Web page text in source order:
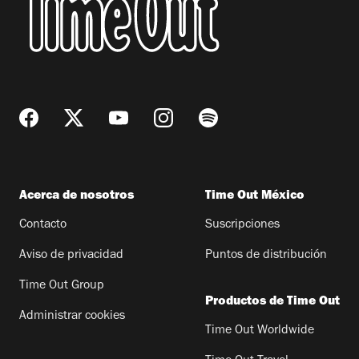
Acerca de nosotros
Contacto
Aviso de privacidad
Time Out Group
Administrar cookies
Time Out México
Suscripciones
Puntos de distribución
Productos de Time Out
Time Out Worldwide